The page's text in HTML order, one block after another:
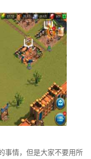
事情，但是大家不要用所